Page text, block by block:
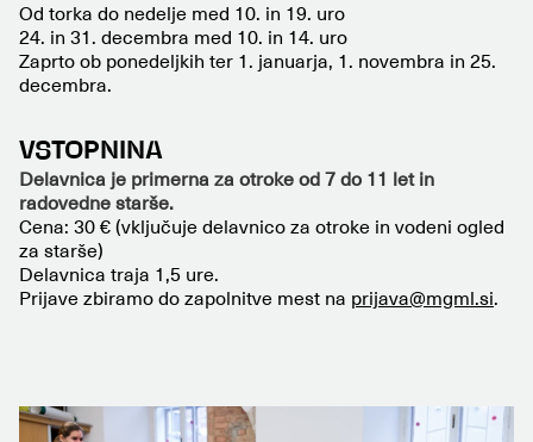
Od torka do nedelje med 10. in 19. uro
24. in 31. decembra med 10. in 14. uro
Zaprto ob ponedeljkih ter 1. januarja, 1. novembra in 25.
decembra.
VSTOPNINA
Delavnica je primerna za otroke od 7 do 11 let in
radovedne starše.
Cena: 30 € (vključuje delavnico za otroke in vodeni ogled
za starše)
Delavnica traja 1,5 ure.
Prijave zbiramo do zapolnitve mest na prijava@mgml.si.